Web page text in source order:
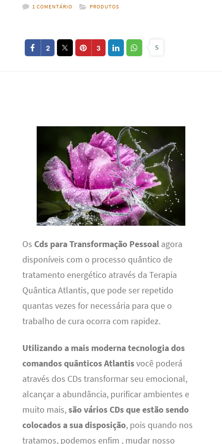
1 COMENTÁRIO
PRODUTOS
2 3 5
Os Cds para Transformação Pessoalagora
disponíveis com o processo quântico de
tratamento energético através da Terapia
Quântica Atlantis, que pode ser repetido
quantas vezes for necessária para que o
trabalho de cura ocorra com rapidez.
Utilizando a mais moderna tecnologia dos
comandos quânticos Atlantisvocê poderá
através dos CDs transformar seu emocional,
alcançar a abundância, purificar ambientes e
muito mais,são vários CDs que estão sendo
colocados a sua disposição, pois quando nos
tratamos, podemos enfim , mudar nosso